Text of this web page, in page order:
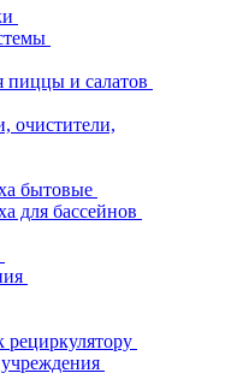
пиццы и салатов
очистители,
бытовые
для бассейнов